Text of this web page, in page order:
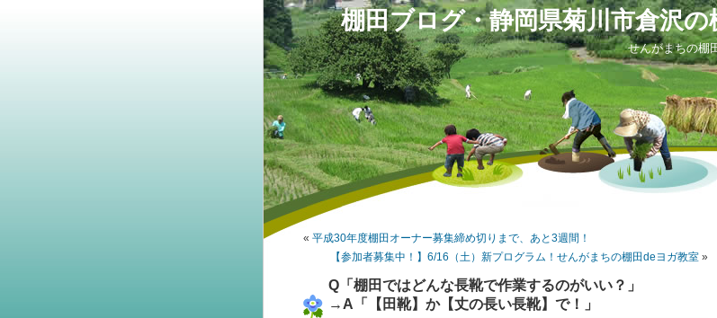
棚田ブログ・静岡県菊川市倉沢
せんがまちの棚
« 平成30年度棚田オーナー募集締め切りまで、あと3週間！
【参加者募集中！】6/16（土）新プログラム！せんがまちの棚田deヨガ教室 »
Q「棚田ではどんな長靴で作業するのがいい？」
→A「【田靴】か【丈の長い長靴】で！」